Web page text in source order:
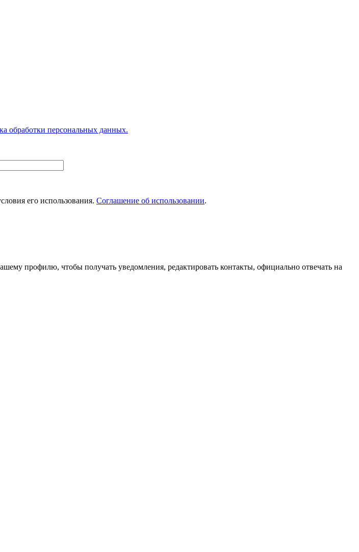
обработки персональных данных.
его использования. Соглашение об использовании.
профилю, чтобы получать уведомления, редактировать контакты, официально отвечать на